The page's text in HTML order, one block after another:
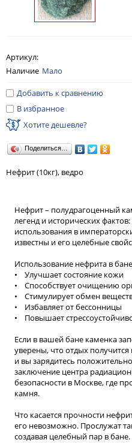
Артикул:
Наличие Мало
Добавить к сравнению
В избранное
Хотите дешевле?
Поделиться…
Нефрит (10кг), ведро
Нефрит – полудрагоценный
легенд и исторических
использования в
известны и его целебные
Использование нефрита в
• Улучшает состояние кожи
• Способствует очищению
• Стимулирует обмен
• Избавляет от бессонницы
• Повышает
Если в вашей бане каменка
уверены, что отдых
и вы зарядитесь
заключение центра
безопасности в Москве, где
камня.
Что касается прочности
его невозможно. Прослужат
создавая целебный пар в бане.